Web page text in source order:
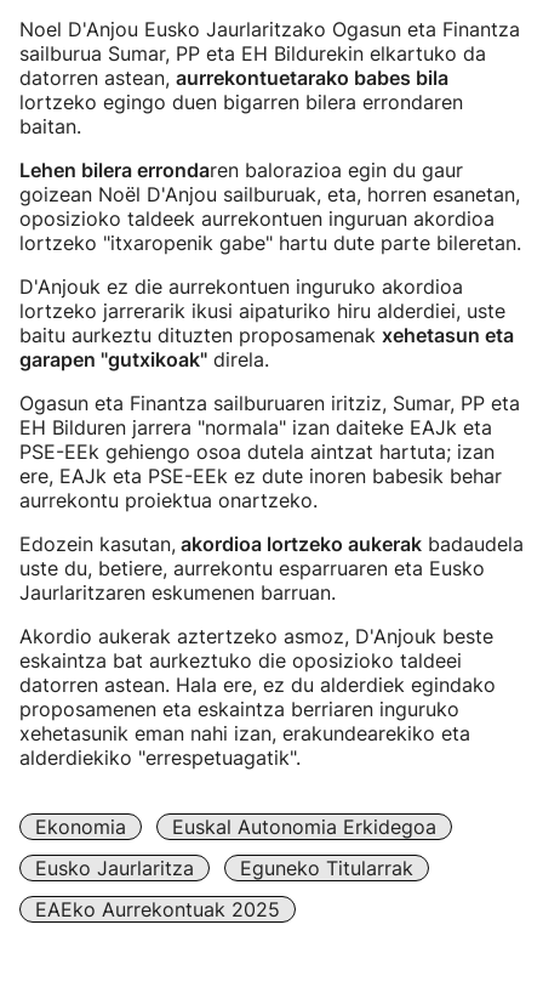
Noel D'Anjou Eusko Jaurlaritzako Ogasun eta Finantza
sailburua Sumar, PP eta EH Bildurekin elkartuko da
datorren astean, aurrekontuetarako babes bila
lortzeko egingo duen bigarren bilera errondaren
baitan.
Lehen bilera errondaren balorazioa egin du gaur
goizean Noël D'Anjou sailburuak, eta, horren esanetan,
oposizioko taldeek aurrekontuen inguruan akordioa
lortzeko "itxaropenik gabe" hartu dute parte bileretan.
D'Anjouk ez die aurrekontuen inguruko akordioa
lortzeko jarrerarik ikusi aipaturiko hiru alderdiei, uste
baitu aurkeztu dituzten proposamenak xehetasun eta
garapen "gutxikoak" direla.
Ogasun eta Finantza sailburuaren iritziz, Sumar, PP eta
EH Bilduren jarrera "normala" izan daiteke EAJk eta
PSE-EEk gehiengo osoa dutela aintzat hartuta; izan
ere, EAJk eta PSE-EEk ez dute inoren babesik behar
aurrekontu proiektua onartzeko.
Edozein kasutan, akordioa lortzeko aukerak badaudela
uste du, betiere, aurrekontu esparruaren eta Eusko
Jaurlaritzaren eskumenen barruan.
Akordio aukerak aztertzeko asmoz, D'Anjouk beste
eskaintza bat aurkeztuko die oposizioko taldeei
datorren astean. Hala ere, ez du alderdiek egindako
proposamenen eta eskaintza berriaren inguruko
xehetasunik eman nahi izan, erakundearekiko eta
alderdiekiko "errespetuagatik".
Ekonomia
Euskal Autonomia Erkidegoa
Eusko Jaurlaritza
Eguneko Titularrak
EAEko Aurrekontuak 2025